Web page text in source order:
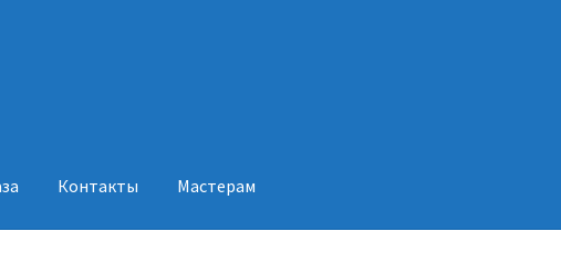
Контакты Мастерам